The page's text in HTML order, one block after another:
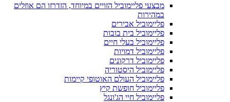
מבצעי פליימוביל הזויים במיוחד, הזדרזו הם אוזלים
במהירות
פליימוביל אבירים
פליימוביל בית בובות
פליימוביל בעלי חיים
פליימוביל דמויות
פליימוביל דרקונים
פליימוביל היסטוריה
פליימוביל העולם האוטופי קיימות
פליימוביל חופשת קיץ
פליימוביל חיי הג'ונגל